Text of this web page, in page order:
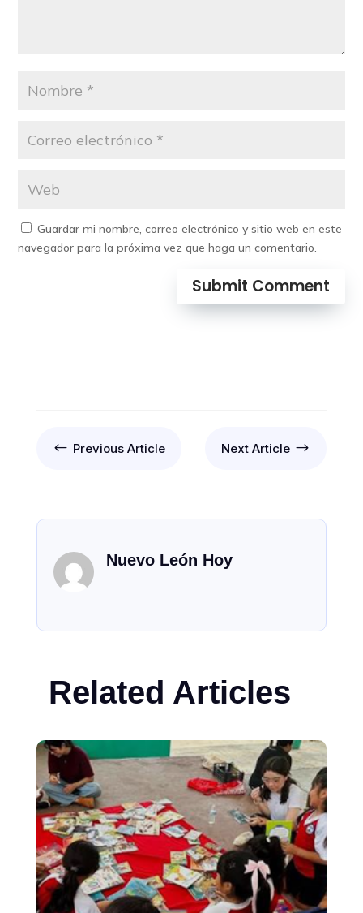
Guardar mi nombre, correo electrónico y sitio web en este
navegador para la próxima vez que haga un comentario.
Submit Comment
# Previous Article Next Article $
Nuevo León Hoy
Related Articles